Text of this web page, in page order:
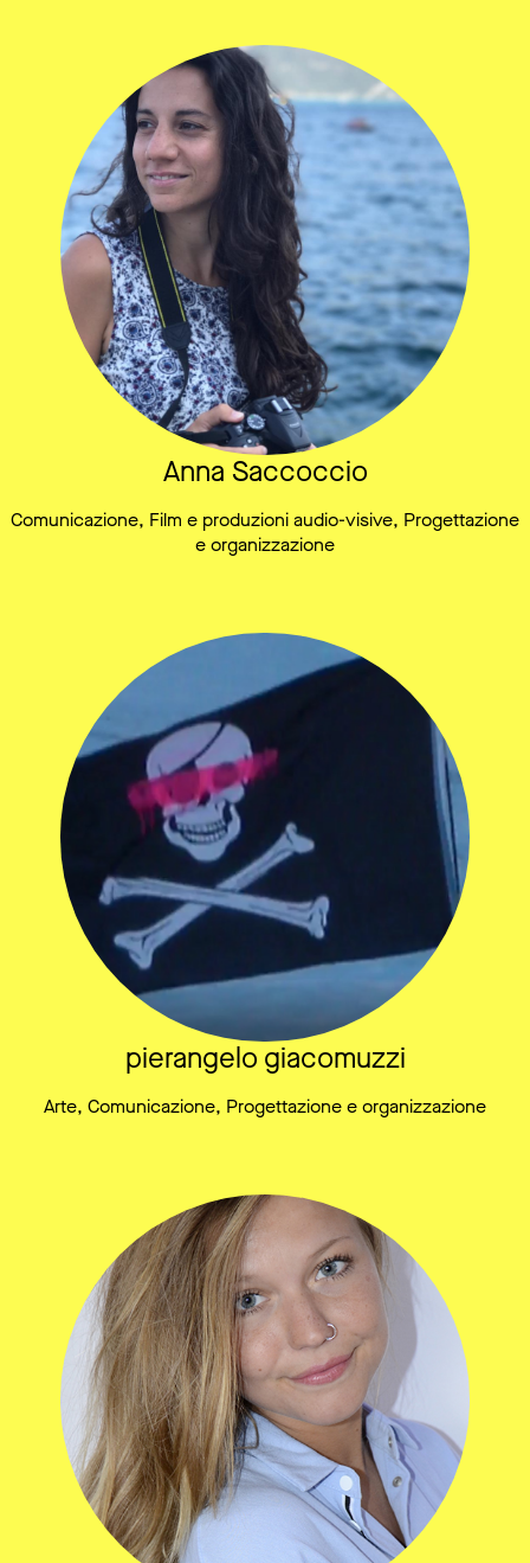
Anna Saccoccio
Comunicazione, Film e produzioni audio-visive, Progettazione
e organizzazione
pierangelo giacomuzzi
Arte, Comunicazione, Progettazione e organizzazione